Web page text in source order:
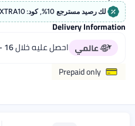
لك رصيد مسترجع 5%, كود: EXTRA5
Order in 15h 59m